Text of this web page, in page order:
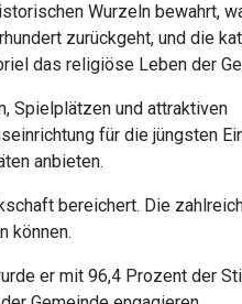
Wurzeln bewahrt,
zurückgeht, und die
das religiöse Leben der
Spielplätzen und attraktiven
für die jüngsten
anbieten.
bereichert. Die
können.
er mit 96,4 Prozent der